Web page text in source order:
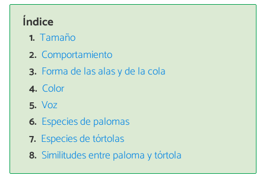
Índice
Tamaño
Comportamiento
Forma de las alas y de la cola
Color
Voz
Especies de palomas
Especies de tórtolas
Similitudes entre paloma y tórtola